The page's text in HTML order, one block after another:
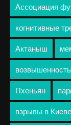
Ассоциация
когнитивные
Актаныш
Пхеньян
взрывы в Киеве